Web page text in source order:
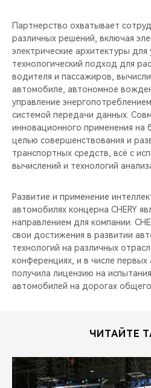
НОВИНКИ
CHERY REMOTE
CHERY И СПОРТ
НАШИ МЕРОПРИЯТИЯ
ВИДЕООБЗОРЫ
CHERY ДЛЯ ДЕТЕЙ
Партнерство охватывает
различных решений, включая
электрические архитектуры для
технологический подход для
водителя и пассажиров,
автомобиле, автономное
управление
системой передачи данных.
инновационного применения на
целью совершенствования и
транспортных средств, всё с
вычислений и технологий
Развитие и применение
автомобилях концерна CHERY
направлением для компании.
свои достижения в развитии
технологий на различных
конференциях, и в числе
получила лицензию на
автомобилей на дорогах общего
ЧИТАЙТЕ